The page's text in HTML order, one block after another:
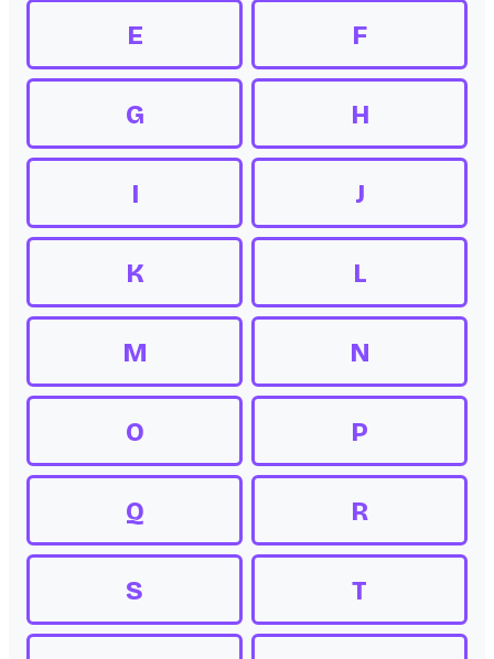
E F
G H
I J
K L
M N
O P
Q R
S T